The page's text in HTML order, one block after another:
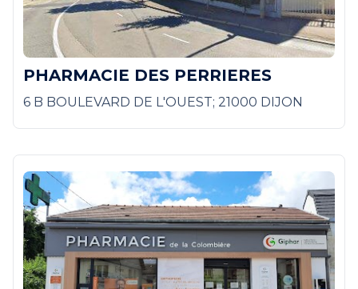
PHARMACIE DES PERRIERES
6 B BOULEVARD DE L'OUEST; 21000 DIJON